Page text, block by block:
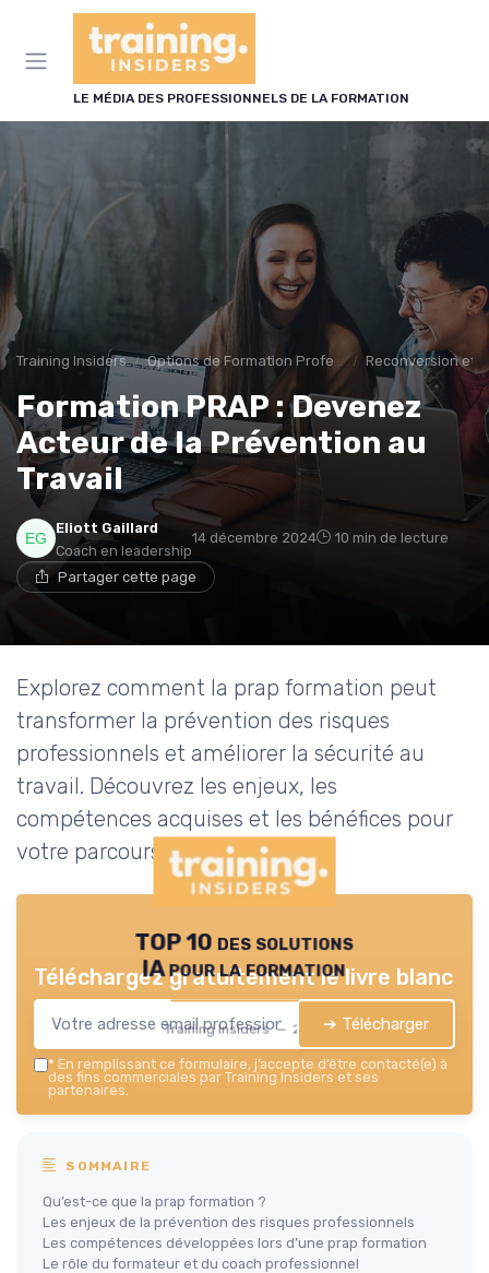
LE MÉDIA DES PROFESSIONNELS DE LA FORMATION
Training Insiders Options de Formation Professionnelle Reconversion et
Formation PRAP : Devenez
Acteur de la Prévention au
Travail
Eliott Gaillard
Coach en leadership
14 décembre 2024 10 min de lecture
Partager cette page
Explorez comment la prap formation peut
transformer la prévention des risques
professionnels et améliorer la sécurité au
travail. Découvrez les enjeux, les
compétences acquises et les bénéfices pour
votre parcours professionnel.
TOP 10 des solutions
IA pour la formation
Training Insiders — 2026
Téléchargez gratuitement le livre blanc
➔ Télécharger
* En remplissant ce formulaire, j’accepte d’être contacté(e) à
des fins commerciales par Training Insiders et ses
partenaires.
SOMMAIRE
Qu’est-ce que la prap formation ?
Les enjeux de la prévention des risques professionnels
Les compétences développées lors d’une prap formation
Le rôle du formateur et du coach professionnel
Panneau de gestion des cookies